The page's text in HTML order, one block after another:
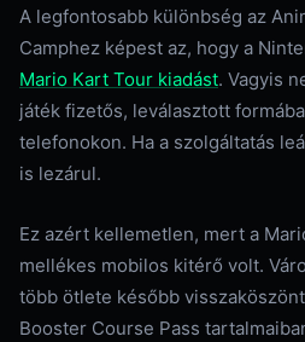
A legfontosabb különbség az
Camphez képest az, hogy a
Mario Kart Tour kiadást. Vagyis
játék fizetős, leválasztott
telefonokon. Ha a szolgáltatás
is lezárul.
Ez azért kellemetlen, mert a
mellékes mobilos kitérő volt.
több ötlete később
Booster Course Pass